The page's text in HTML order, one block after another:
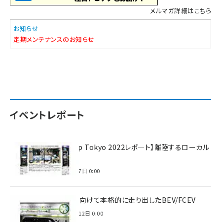
メルマガ詳細はこちら
お知らせ
定期メンテナンスのお知らせ
イベントレポート
【Interop Tokyo 2022レポ—ト】離陸するローカル
5G！
2022年7月7日 0:00
脱炭素に向けて本格的に走り出したBEV/FCEV
2022年6月12日 0:00